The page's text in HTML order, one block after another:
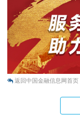
返回中国金融信息网首页